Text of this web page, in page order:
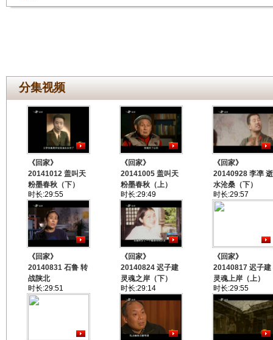
分集视频
《回家》
20141012 盖叫天
粉墨春秋（下）
时长:29:55
《回家》
20141005 盖叫天
粉墨春秋（上）
时长:29:49
《回家》
20140928 李凖 逝
水沧桑（下）
时长:29:57
《回家》
20140831 石鲁 转
战陕北
时长:29:51
《回家》
20140824 迟子建
灵魂之岸（下）
时长:29:14
《回家》
20140817 迟子建
灵魂上岸（上）
时长:29:55